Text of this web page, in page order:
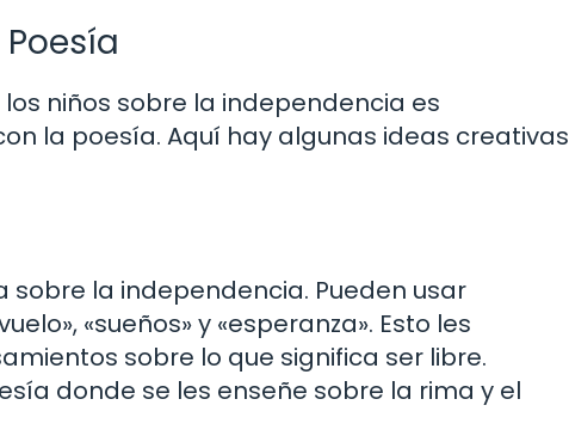
niños sobre la independencia es
la poesía. Aquí hay algunas ideas creativas
sobre la independencia. Pueden usar
«sueños» y «esperanza». Esto les
sobre lo que significa ser libre.
donde se les enseñe sobre la rima y el